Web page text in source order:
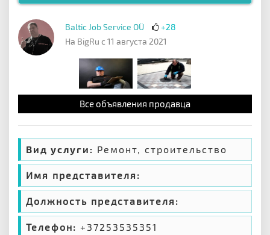
Baltic Job Service OÜ
+28
На BigRu с 11 августа 2021
Все объявления продавца
Вид услуги: Ремонт, строительство
Имя представителя:
Должность представителя:
Телефон: +37253535351